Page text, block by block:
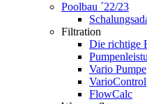
Poolbau ´22/23
Filtration
Die richtige
Vario Pumpe
Vario­Control
FlowCalc